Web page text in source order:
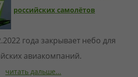
российских самолётов
года закрывает небо для
авиакомпаний.
читать дальше...